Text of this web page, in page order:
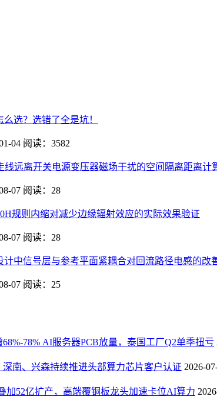
选？选错了全是坑！
04 阅读：3582
线远离开关电源变压器磁场干扰的空间隔离距离计
07 阅读：28
规则内缩对减少边缘辐射效应的实际效果验证
07 阅读：28
计中信号层与参考平面紧耦合对回流路径电感的改
07 阅读：25
78% AI服务器PCB放量，泰国工厂Q2单季扭亏
南、兴森持续推进头部算力芯片客户认证 2026-
加52亿扩产，高端覆铜板龙头加速卡位AI算力